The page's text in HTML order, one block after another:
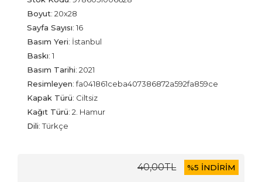
Boyut: 20x28
Sayfa Sayısı: 16
Basım Yeri: İstanbul
Baskı: 1
Basım Tarihi: 2021
Resimleyen:fa041861ceba407386872a592fa859ce
Kapak Türü: Ciltsiz
Kağıt Türü: 2. Hamur
Dili:Türkçe
40,00TL %5 İNDİRİM